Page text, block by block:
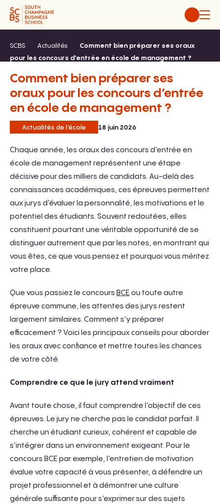
Aller
SCBS Actualités
Comment bien préparer ses oraux
pour les concours d’entrée en école de management ?
Comment bien préparer ses
oraux pour les concours d’entrée
en école de management ?
Actualités de l’école 18 juin 2026
Chaque année, les oraux des concours d’entrée en
école de management représentent une étape
décisive pour des milliers de candidats. Au-delà des
connaissances académiques, ces épreuves permettent
aux jurys d’évaluer la personnalité, les motivations et le
potentiel des étudiants. Souvent redoutées, elles
constituent pourtant une véritable opportunité de se
distinguer autrement que par les notes, en montrant qui
vous êtes, ce que vous pensez et pourquoi vous méritez
votre place.
Que vous passiez le concours BCE ou toute autre
épreuve commune, les attentes des jurys restent
largement similaires. Comment s’y préparer
efficacement ? Voici les principaux conseils pour aborder
les oraux avec confiance et mettre toutes les chances
de votre côté.
Comprendre ce que le jury attend vraiment
Avant toute chose, il faut comprendre l’objectif de ces
épreuves. Le jury ne cherche pas le candidat parfait. Il
cherche un étudiant curieux, cohérent et capable de
s’intégrer dans un environnement exigeant. Pour le
concours BCE par exemple, l’entretien de motivation
évalue votre capacité à vous présenter, à défendre un
projet professionnel et à démontrer une culture
générale suffisante pour s’exprimer sur des sujets